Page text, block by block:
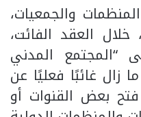
والجمعيات،
العقد الفائت،
“المجتمع المدني
زال غائبًا فعليًا عن
بعض القنوات أو